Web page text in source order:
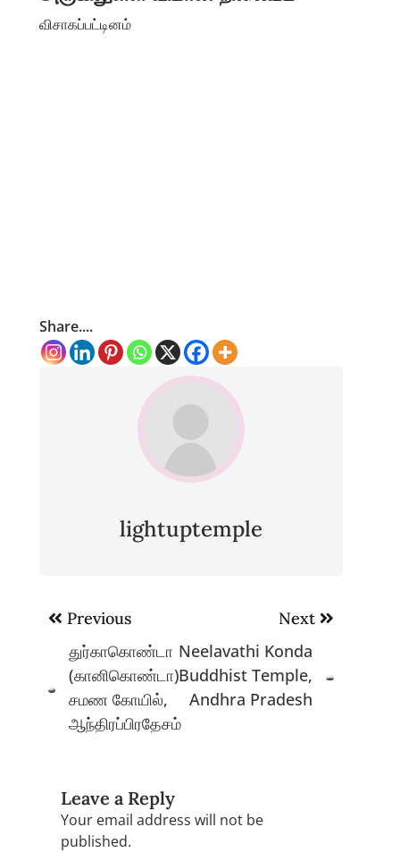
விசாகப்பட்டினம்
Share....
lightuptemple
Post
navigation
Previous
துர்காகொண்டா
(கானிகொண்டா)
சமண கோயில்,
ஆந்திரப்பிரதேசம்
Next
Neelavathi Konda
Buddhist Temple,
Andhra Pradesh
Leave a Reply
Your email address will not be
published.